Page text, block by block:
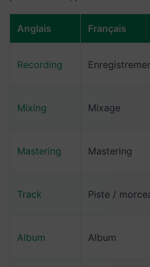
Anglais Français
Recording
Mixing Mixage
Mastering Mastering
Track Piste /
Album Album